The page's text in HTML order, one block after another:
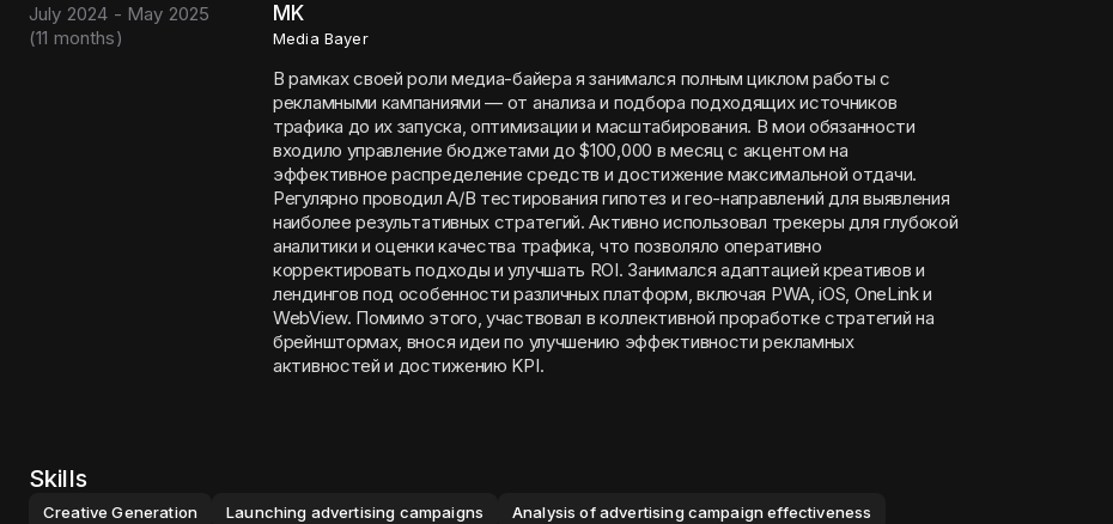
July 2024 - May 2025
(11 months)
MK
Media Bayer
В рамках своей роли медиа-байера я занимался полным циклом работы с
рекламными кампаниями — от анализа и подбора подходящих источников
трафика до их запуска, оптимизации и масштабирования. В мои обязанности
входило управление бюджетами до $100,000 в месяц с акцентом на
эффективное распределение средств и достижение максимальной отдачи.
Регулярно проводил A/B тестирования гипотез и гео-направлений для выявления
наиболее результативных стратегий. Активно использовал трекеры для глубокой
аналитики и оценки качества трафика, что позволяло оперативно
корректировать подходы и улучшать ROI. Занимался адаптацией креативов и
лендингов под особенности различных платформ, включая PWA, iOS, OneLink и
WebView. Помимо этого, участвовал в коллективной проработке стратегий на
брейнштормах, внося идеи по улучшению эффективности рекламных
активностей и достижению KPI.
Skills
Creative Generation Launching advertising campaigns
Analysis of advertising campaign effectiveness